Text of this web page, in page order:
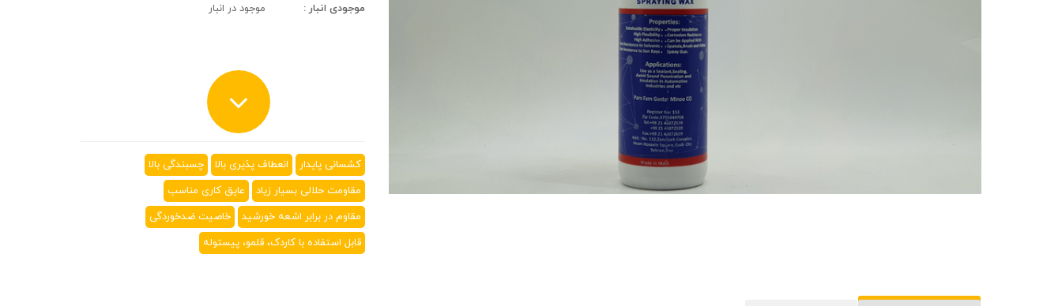
موجودی انبار :
موجود در انبار
کشسانی پایدار انعطاف پذیری بالا
چسبندگی بالا
مقاومت حلالی بسیار زیاد
عایق کاری مناسب
مقاوم در برابر اشعه خورشید
خاصیت ضدخوردگی
قابل استفاده با کاردک، قلمو، پیستوله